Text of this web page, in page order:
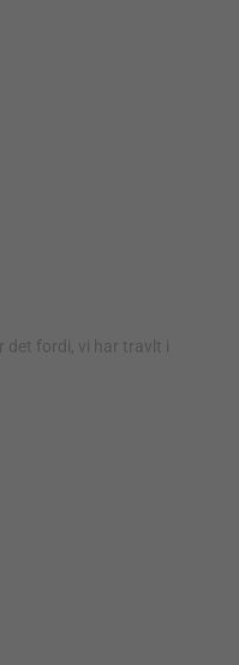
det fordi, vi har travlt i